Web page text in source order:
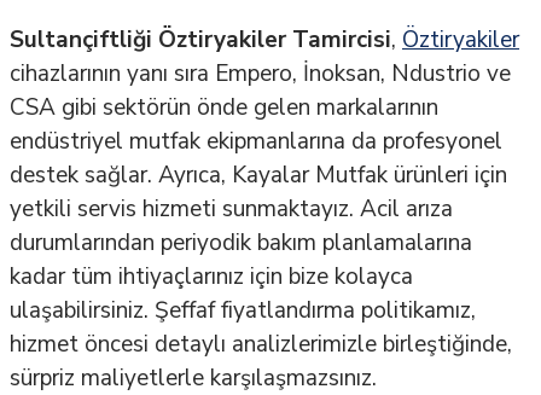
Sultançiftliği Öztiryakiler Tamircisi, Öztiryakiler
cihazlarının yanı sıra Empero, İnoksan, Ndustrio ve
CSA gibi sektörün önde gelen markalarının
endüstriyel mutfak ekipmanlarına da profesyonel
destek sağlar. Ayrıca, Kayalar Mutfak ürünleri için
yetkili servis hizmeti sunmaktayız. Acil arıza
durumlarından periyodik bakım planlamalarına
kadar tüm ihtiyaçlarınız için bize kolayca
ulaşabilirsiniz. Şeffaf fiyatlandırma politikamız,
hizmet öncesi detaylı analizlerimizle birleştiğinde,
sürpriz maliyetlerle karşılaşmazsınız.